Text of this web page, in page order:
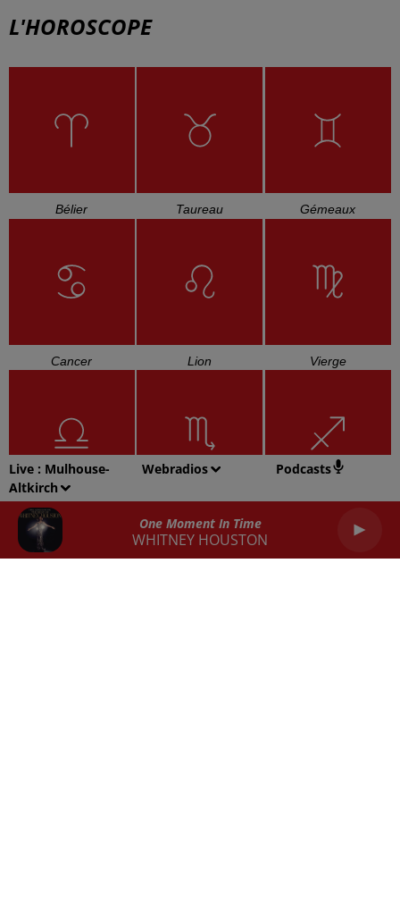
Live : Mulhouse-
Altkirch
Webradios Podcasts
One Moment In Time
WHITNEY HOUSTON
L'HOROSCOPE
Bélier Taureau Gémeaux
Cancer Lion Vierge
Balance